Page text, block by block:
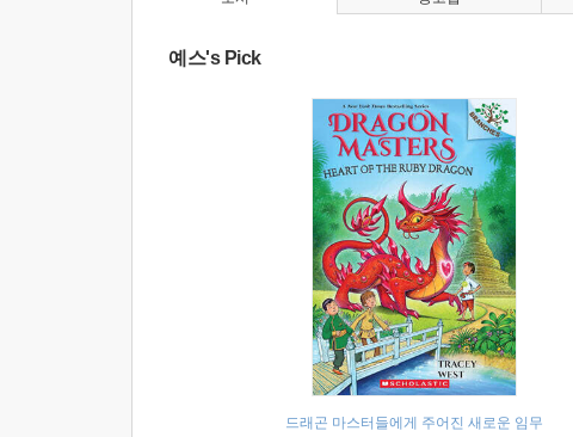
예스's Pick
드래곤 마스터들에게 주어진 새로운 임무